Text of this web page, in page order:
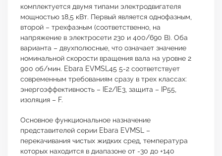
комплектуется двумя типами электродвигателя
мощностью 18,5 кВт. Первый является однофазным,
второй – трехфазным (соответственно, на
напряжение в электросети 230 и 400/690 В). Оба
варианта – двухполюсные, что означает значение
номинальной скорости вращения вала на уровне 2
900 об/мин. Ebara EVMSL45 5-2 соответствует
современным требованиям сразу в трех классах:
энергоэффективность – IE2/IE3, защита – IP55,
изоляция – F.
Основное функциональное назначение
представителей серии Ebara EVMSL –
перекачивания чистых жидких сред, температура
которых находится в диапазоне от -30 до +140